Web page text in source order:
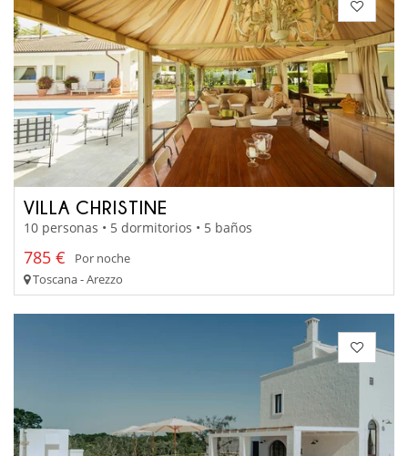
VILLA CHRISTINE
10 personas • 5 dormitorios • 5 baños
785 €
Por noche
Toscana - Arezzo